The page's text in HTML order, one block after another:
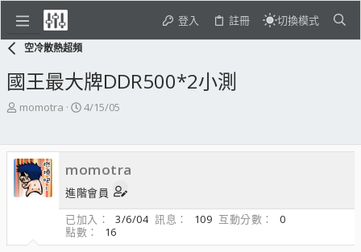
登入 註冊 切換模式
空冷散熱超頻
國王最大牌DDR500*2小測
主
起
人
momotra
開
期
4/15/05
momotra
進階會員
已加入
3/6/04 訊息 109 互動分數
0
點數
16